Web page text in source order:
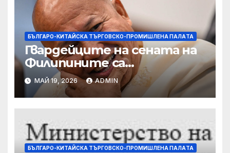
БЪЛГАРО-КИТАЙСКА ТЪРГОВСКО-ПРОМИШЛЕНА ПАЛAТА
Гвардейците на сената на
Филипините са
разследвани за стрелба,
докато сенаторът беглец
бяга
МАЙ 19, 2026 ADMIN
БЪЛГАРО-КИТАЙСКА ТЪРГОВСКО-ПРОМИШЛЕНА ПАЛAТА